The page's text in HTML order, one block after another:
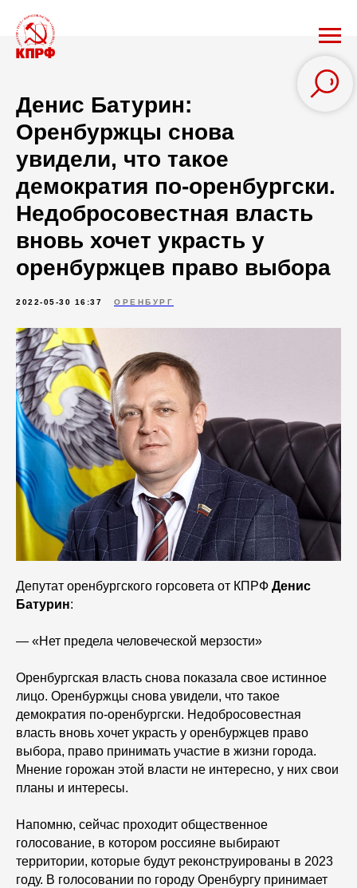
Денис Батурин:
Оренбуржцы снова
увидели, что такое
демократия по-оренбургски.
Недобросовестная власть
вновь хочет украсть у
оренбуржцев право выбора
2022-05-30 16:37 ОРЕНБУРГ
Депутат оренбургского горсовета от КПРФ Денис
Батурин:
— «Нет предела человеческой мерзости»
Оренбургская власть снова показала свое истинное
лицо. Оренбуржцы снова увидели, что такое
демократия по-оренбургски. Недобросовестная
власть вновь хочет украсть у оренбуржцев право
выбора, право принимать участие в жизни города.
Мнение горожан этой власти не интересно, у них свои
планы и интересы.
Напомню, сейчас проходит общественное
голосование, в котором россияне выбирают
территории, которые будут реконструированы в 2023
году. В голосовании по городу Оренбургу принимает